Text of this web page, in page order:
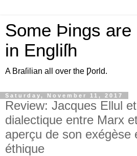
Some Þings are
in Engliſh
A Braſilian all over the Ƿorld.
Saturday, November 11, 2017
Review: Jacques Ellul
dialectique entre Marx
aperçu de son exégèse
éthique